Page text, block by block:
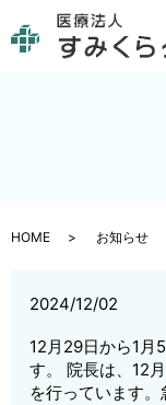
HOME お知らせ
2024/12/02
12月29日から1月
す。 院長は、12
を行っています。